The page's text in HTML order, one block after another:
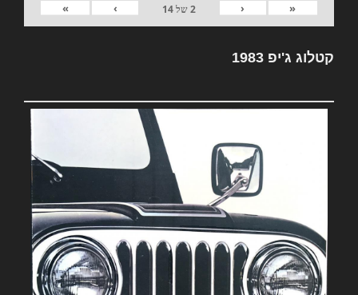
«
‹
2של14
›
»
קטלוג ג'יפ 1983